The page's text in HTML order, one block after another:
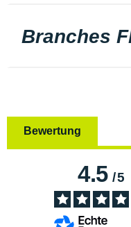
Branches
Bewertung
4.5/5